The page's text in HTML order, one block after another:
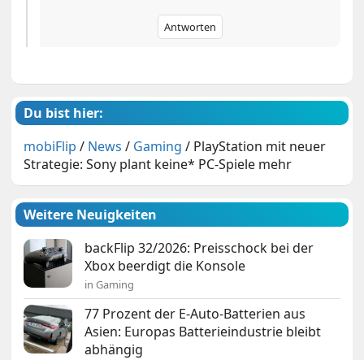
Antworten
Du bist hier:
mobiFlip / News / Gaming / PlayStation mit neuer
Strategie: Sony plant keine* PC-Spiele mehr
Weitere Neuigkeiten
backFlip 32/2026: Preisschock bei der
Xbox beerdigt die Konsole
in Gaming
77 Prozent der E-Auto-Batterien aus
Asien: Europas Batterieindustrie bleibt
abhängig